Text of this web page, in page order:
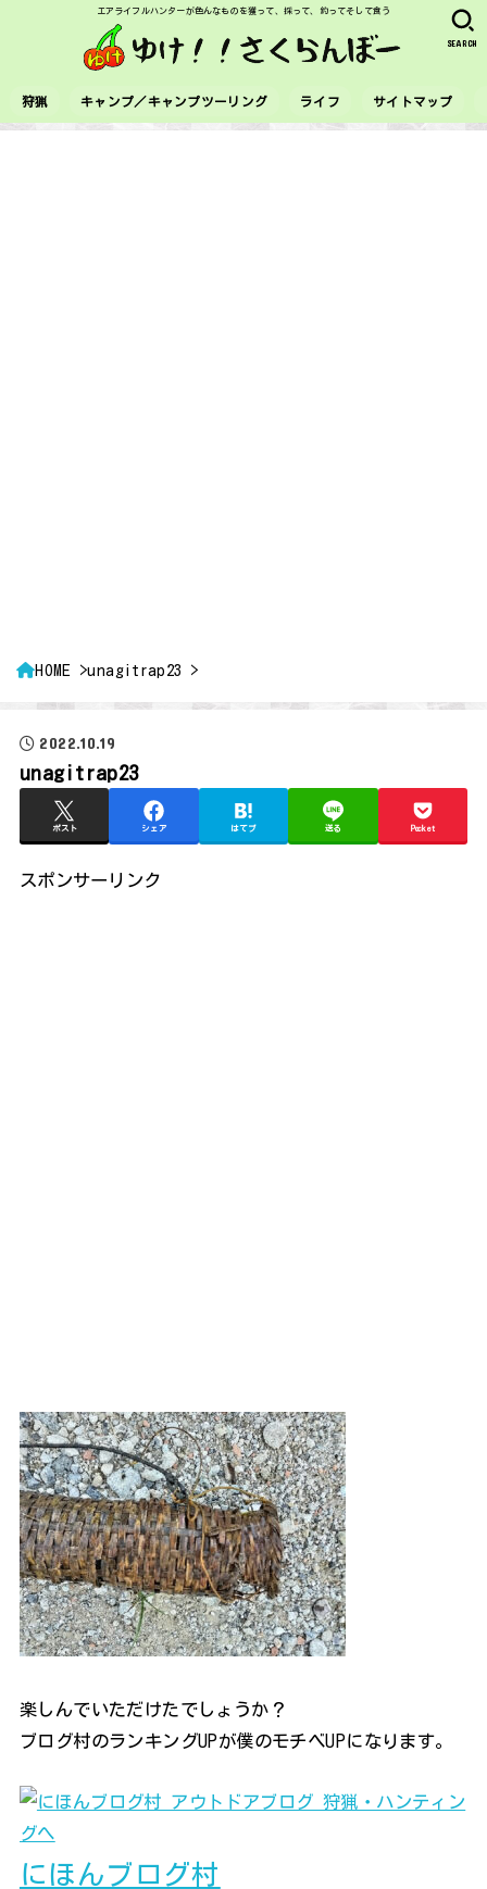
エアライフルハンターが色んなものを獲って、採って、釣ってそして食う
狩猟 キャンプ／キャンプツーリング ライフ サイトマップ
SEARCH
HOME unagitrap23
2022.10.19
unagitrap23
ポスト シェア はてブ 送る Pocket
スポンサーリンク
楽しんでいただけたでしょうか？
ブログ村のランキングUPが僕のモチベUPになります。
にほんブログ村